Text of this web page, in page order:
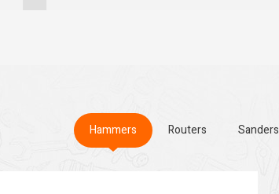
Hammers Routers Sanders